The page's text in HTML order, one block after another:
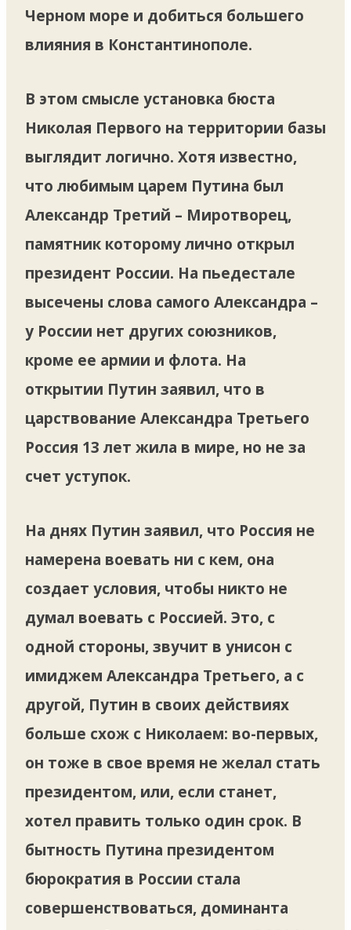
Черном море и добиться большего
влияния в Константинополе.
В этом смысле установка бюста
Николая Первого на территории базы
выглядит логично. Хотя известно,
что любимым царем Путина был
Александр Третий – Миротворец,
памятник которому лично открыл
президент России. На пьедестале
высечены слова самого Александра –
у России нет других союзников,
кроме ее армии и флота. На
открытии Путин заявил, что в
царствование Александра Третьего
Россия 13 лет жила в мире, но не за
счет уступок.
На днях Путин заявил, что Россия не
намерена воевать ни с кем, она
создает условия, чтобы никто не
думал воевать с Россией. Это, с
одной стороны, звучит в унисон с
имиджем Александра Третьего, а с
другой, Путин в своих действиях
больше схож с Николаем: во-первых,
он тоже в свое время не желал стать
президентом, или, если станет,
хотел править только один срок. В
бытность Путина президентом
бюрократия в России стала
совершенствоваться, доминанта